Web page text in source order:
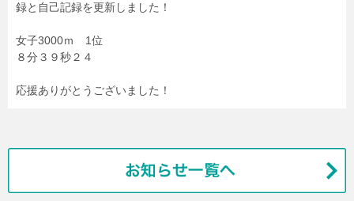
録と自己記録を更新しました！
女子3000ｍ 1位
８分３９秒２４
応援ありがとうございました！